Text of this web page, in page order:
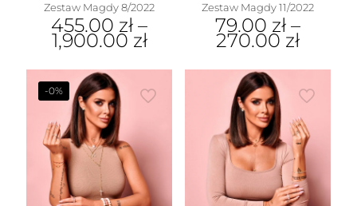
Zestaw Magdy 8/2022
455.00 zł –
1,900.00 zł
Zestaw Magdy 11/2022
79.00 zł–
270.00 zł
-0%